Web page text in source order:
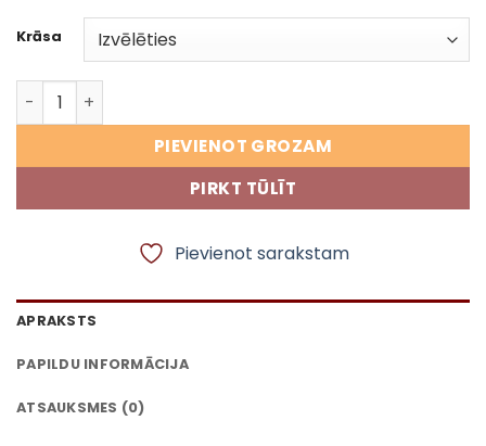
Krāsa
VALENCIA metāla sānu galdiņš – moderns un
PIEVIENOT GROZAM
PIRKT TŪLĪT
Pievienot sarakstam
APRAKSTS
PAPILDU INFORMĀCIJA
ATSAUKSMES (0)